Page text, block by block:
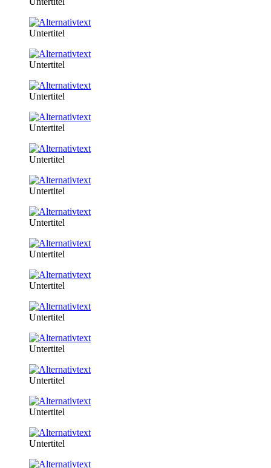
Untertitel
Untertitel
Untertitel
Untertitel
Untertitel
Untertitel
Untertitel
Untertitel
Untertitel
Untertitel
Untertitel
Untertitel
Untertitel
Untertitel